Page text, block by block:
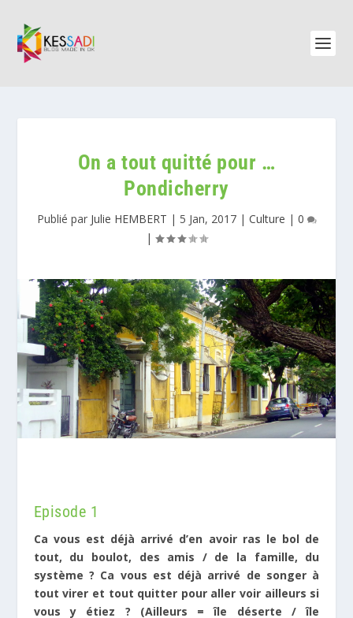
On a tout quitté pour …
Pondicherry
Publié par Julie HEMBERT | 5 Jan, 2017| Culture | 0
|
Episode 1
Ca vous est déjà arrivé d’en avoir ras le bol de
tout, du boulot, des amis / de la famille, du
système ? Ca vous est déjà arrivé de songer à
tout virer et tout quitter pour aller voir ailleurs si
vous y étiez ? (Ailleurs = île déserte / île